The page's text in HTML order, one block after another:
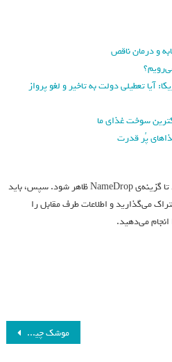
و درمان ناقص
آیا تعطیلی دولت به تاخیر و لغو پرواز
سوخت غذای ما
پُر قدرت
دستگاه‌ها را در نزدیکی هم نگه دارید تا گزینه‌ی NameDrop ظاهر شود. سپس، باید
می‌گذارید و اطلاعات طرف مقابل را
انجام می‌دهید.
موشک چینی که سال گذشته به ماه برخورد کرد، حامل محموله‌ای اسرارآمیز بود